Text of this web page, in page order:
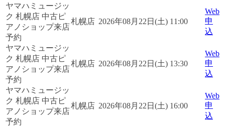
ヤマハミュージッ
ク 札幌店 中古ピ
アノショップ来店
予約
札幌店 2026年08月22日(土) 11:00
Web
申
込
ヤマハミュージッ
ク 札幌店 中古ピ
アノショップ来店
予約
札幌店 2026年08月22日(土) 13:30
Web
申
込
ヤマハミュージッ
ク 札幌店 中古ピ
アノショップ来店
予約
札幌店 2026年08月22日(土) 16:00
Web
申
込